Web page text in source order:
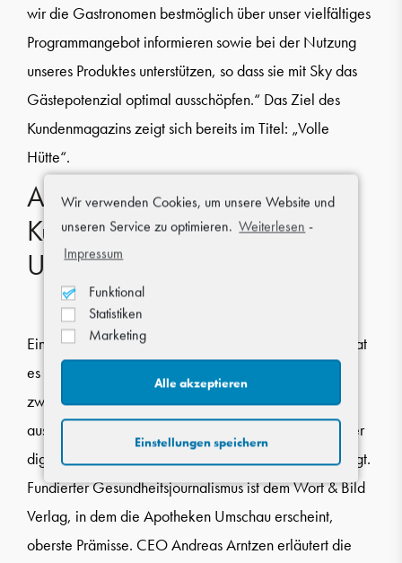
Wir verwenden Cookies, um unsere Website und
unseren Service zu optimieren. Weiterlesen -
Impressum
Funktional
Statistiken
Marketing
Alle akzeptieren
Einstellungen speichern
wir die Gastronomen bestmöglich über unser vielfältiges
Programmangebot informieren sowie bei der Nutzung
unseres Produktes unterstützen, so dass sie mit Sky das
Gästepotenzial optimal ausschöpfen.“ Das Ziel des
Kundenmagazins zeigt sich bereits im Titel: „Volle
Hütte“.
Auszeichnung für
Kundenmagazin „Apotheken
Umschau“
Eines der bekanntesten deutschen Kundenmagazine hat
es geschafft: Die „Apotheken Umschau“ wurde gleich
zweifach mit dem European Publishing Award
ausgezeichnet. Der Fokus auf Servicethemen sowie der
digitale Auftritt des Magazins haben die Jury überzeugt.
Fundierter Gesundheitsjournalismus ist dem Wort & Bild
Verlag, in dem die Apotheken Umschau erscheint,
oberste Prämisse. CEO Andreas Arntzen erläutert die